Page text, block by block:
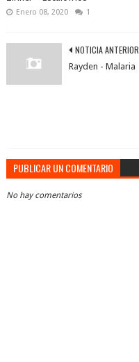
Enero 08, 2020 1
NOTICIA ANTERIOR
Rayden - Malaria
PUBLICAR UN COMENTARIO
No hay comentarios